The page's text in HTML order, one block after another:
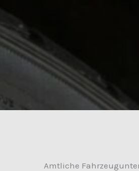
Amtliche